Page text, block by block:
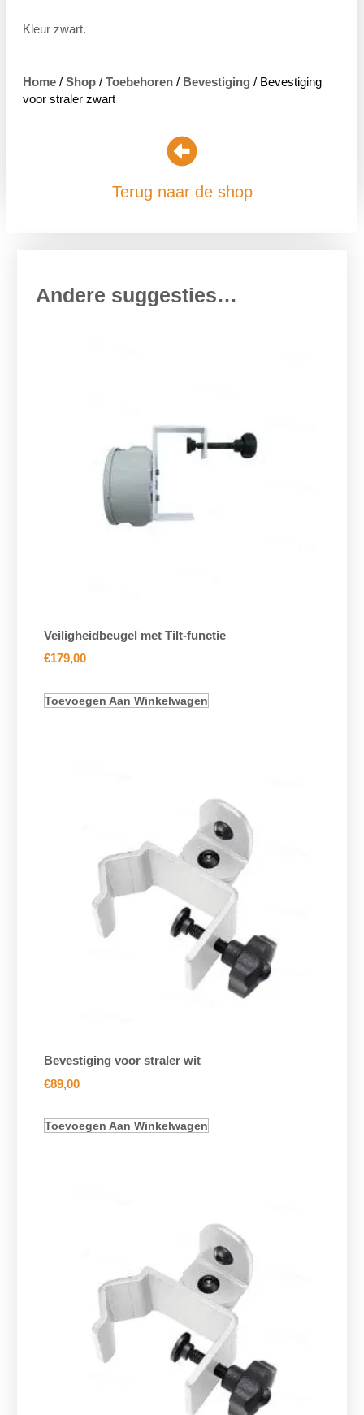
Kleur zwart.
Home / Shop / Toebehoren / Bevestiging / Bevestiging
voor straler zwart
Terug naar de shop
Andere suggesties…
Veiligheidbeugel met Tilt-functie
€179,00
Toevoegen Aan Winkelwagen
Bevestiging voor straler wit
€89,00
Toevoegen Aan Winkelwagen